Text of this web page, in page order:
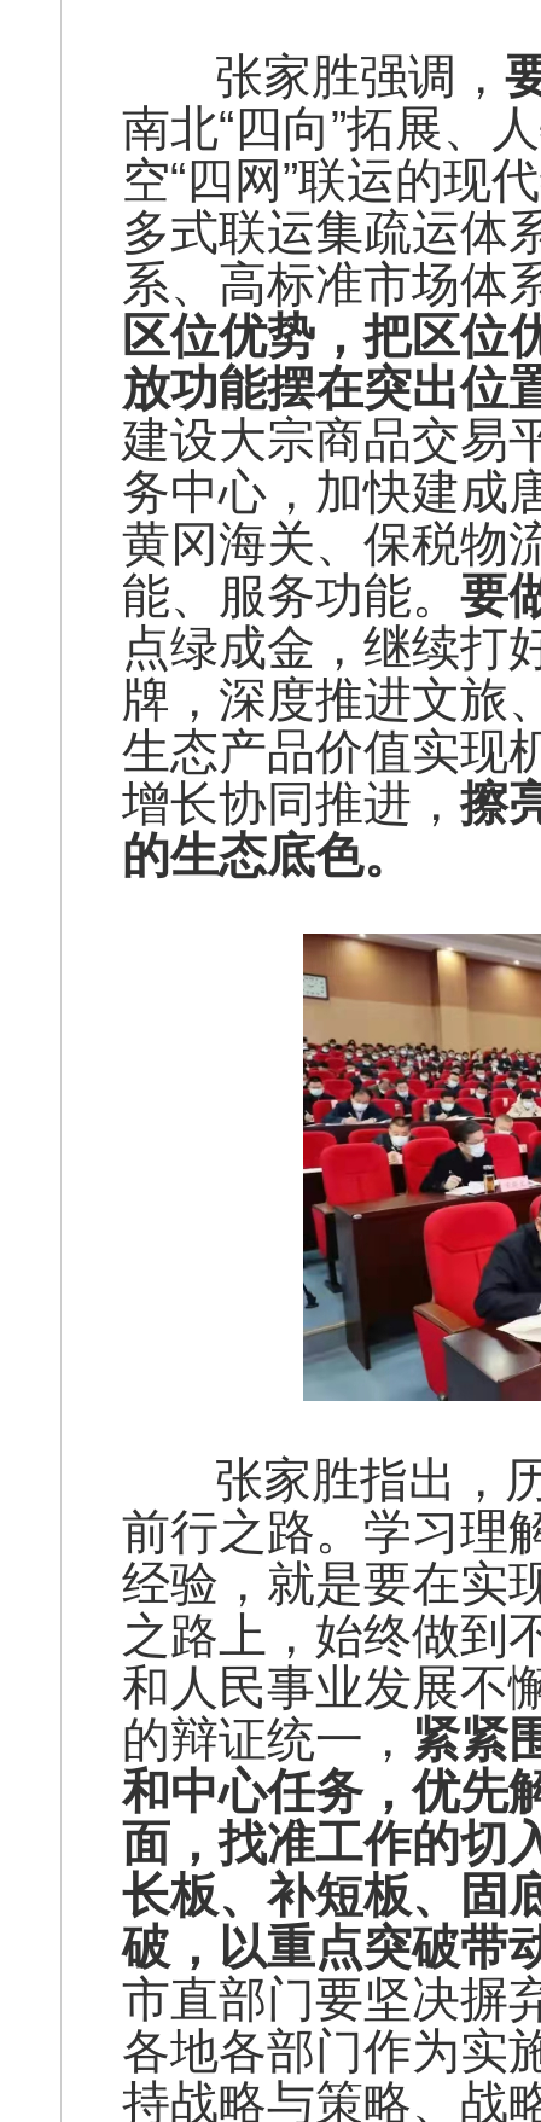
张家胜强调，
南北“四向”拓展、
空“四网”联运的现
多式联运集疏运体
系、高标准市场体
区位优势，把区位
放功能摆在突出位
建设大宗商品交易
务中心，加快建成
黄冈海关、保税物
能、服务功能。 要
点绿成金，继续打
牌，深度推进文旅
生态产品价值实现
增长协同推进，擦
的生态底色。
张家胜指出，历
前行之路。学习理
经验，就是要在实
之路上，始终做到
和人民事业发展不
的辩证统一， 紧紧
和中心任务，优先
面，找准工作的切
长板、补短板、固
破，以重点突破带
市直部门要坚决摒
各地各部门作为实
持战略与策略、战